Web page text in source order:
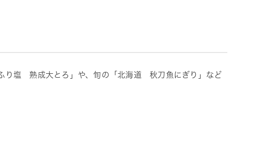
り塩 熟成大とろ」や、旬の「北海道 秋刀魚にぎり」など